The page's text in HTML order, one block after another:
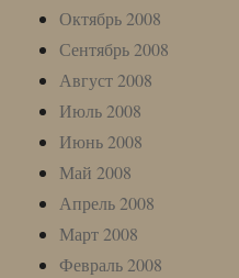
Октябрь 2008
Сентябрь 2008
Август 2008
Июль 2008
Июнь 2008
Май 2008
Апрель 2008
Март 2008
Февраль 2008